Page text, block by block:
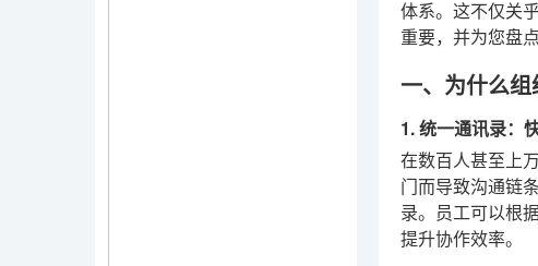
体系。这不仅关
重要，并为您盘
一、为什么组
1. 统一通讯录：
在数百人甚至上
门而导致沟通链
录。员工可以根
提升协作效率。